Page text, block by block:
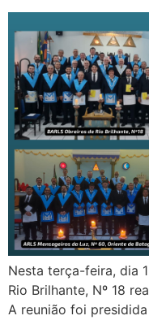
Nesta terça-feira, dia
Rio Brilhante, Nº 18
A reunião foi